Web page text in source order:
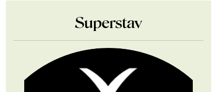
Superstav